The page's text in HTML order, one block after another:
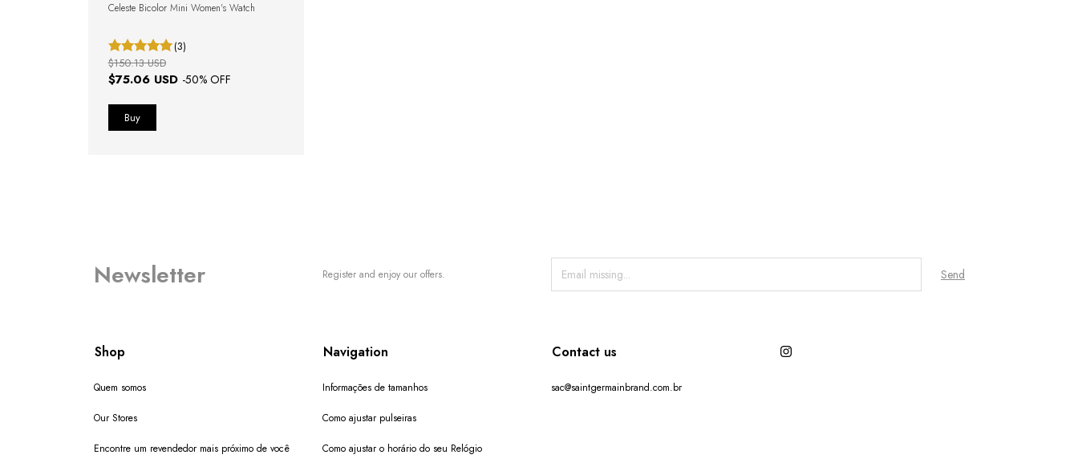
Celeste Bicolor Mini Women's Watch
(3)
$75.06 USD -50% OFF
$150.13 USD
Newsletter Register and enjoy our offers.
Shop
Quem somos
Our Stores
Encontre um revendedor mais próximo de você
Navigation
Informações de tamanhos
Como ajustar pulseiras
Como ajustar o horário do seu Relógio
Contact us
sac@saintgermainbrand.com.br